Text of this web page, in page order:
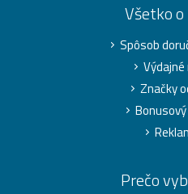
Všetko
Spôsob
Značky
Prečo